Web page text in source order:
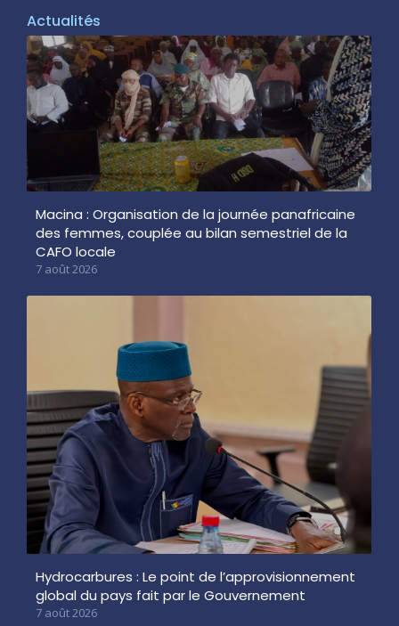
Actualités
Macina : Organisation de la journée panafricaine
des femmes, couplée au bilan semestriel de la
CAFO locale
7 août 2026
Hydrocarbures : Le point de l’approvisionnement
global du pays fait par le Gouvernement
7 août 2026